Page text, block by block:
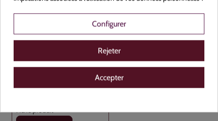
Carton de 800Configurer
Rejeter
Accepter